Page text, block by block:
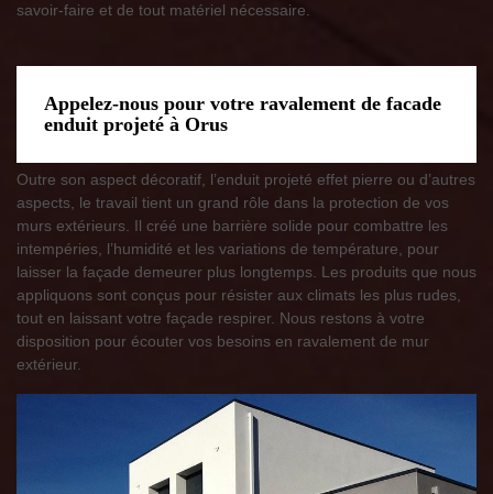
savoir-faire et de tout matériel nécessaire.
Appelez-nous pour votre ravalement de facade
enduit projeté à Orus
Outre son aspect décoratif, l’enduit projeté effet pierre ou d’autres
aspects, le travail tient un grand rôle dans la protection de vos
murs extérieurs. Il créé une barrière solide pour combattre les
intempéries, l’humidité et les variations de température, pour
laisser la façade demeurer plus longtemps. Les produits que nous
appliquons sont conçus pour résister aux climats les plus rudes,
tout en laissant votre façade respirer. Nous restons à votre
disposition pour écouter vos besoins en ravalement de mur
extérieur.